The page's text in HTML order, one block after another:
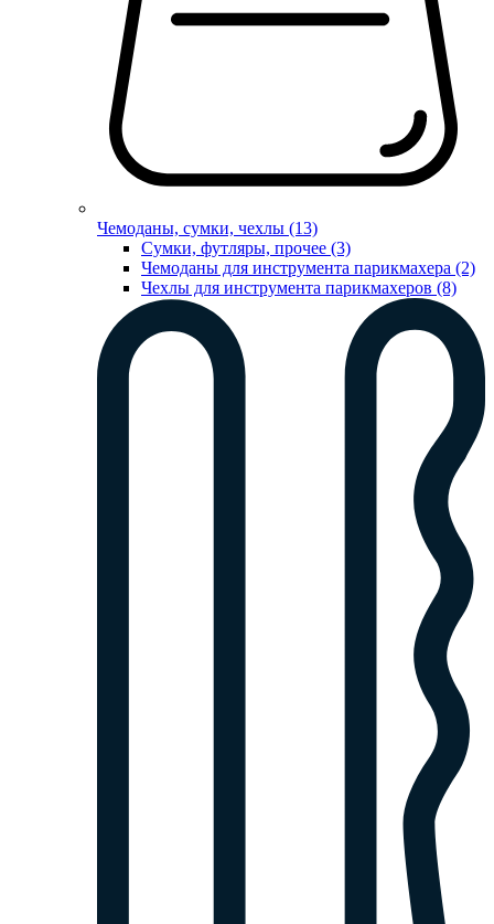
Чемоданы, сумки, чехлы (13)
Сумки, футляры, прочее (3)
Чемоданы для инструмента парикмахера (2)
Чехлы для инструмента парикмахеров (8)